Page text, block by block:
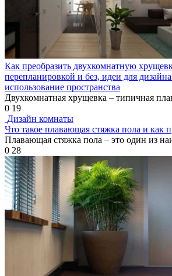
Как преобразить двухкомнатную
перепланировкой и без, идеи для
использование пространства
Двухкомнатная хрущевка – типичная
0 19
Дизайн комнаты
Что такое плавающая стяжка пола и как
Плавающая стяжка пола – это один из
0 28